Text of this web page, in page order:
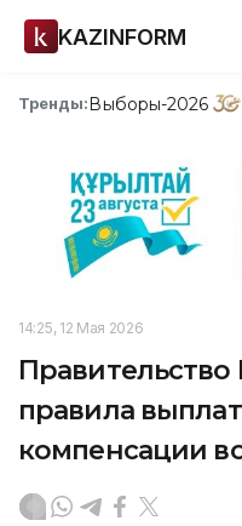
KAZINFORM
Тренды:Выборы-2026
14:25, 12 Мая 2026
правила
компенсации